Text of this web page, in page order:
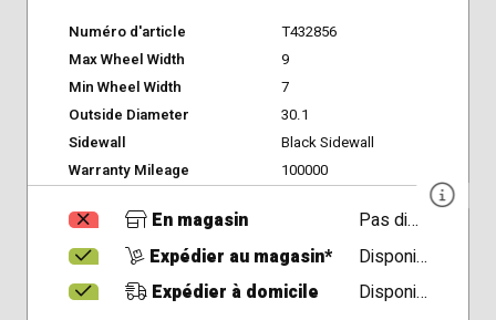
Numéro d'article
T432856
Max Wheel Width
9
Min Wheel Width
7
Outside Diameter
30.1
Sidewall
Black Sidewall
Warranty Mileage
100000
En magasin
Pas disponible
Expédier au magasin*
Disponible
Expédier à domicile
Disponible